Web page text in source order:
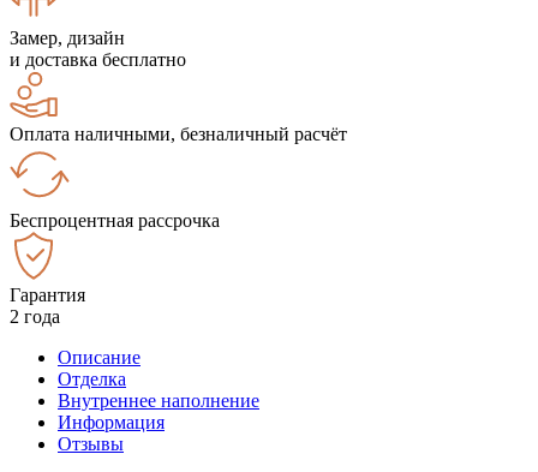
Замер, дизайн
и доставка бесплатно
Оплата наличными, безналичный расчёт
Беспроцентная рассрочка
Гарантия
2 года
Описание
Отделка
Внутреннее наполнение
Информация
Отзывы